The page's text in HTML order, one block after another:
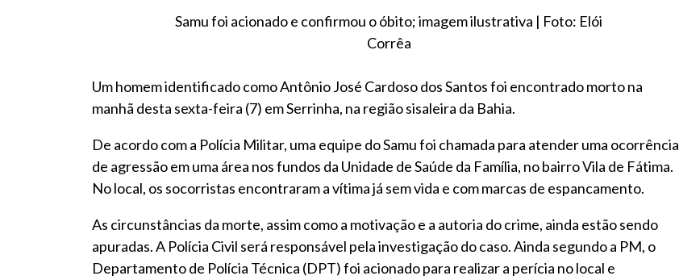
Samu foi acionado e confirmou o óbito; imagem ilustrativa | Foto: Elói
Corrêa
Um homem identificado como Antônio José Cardoso dos Santos foi encontrado morto na
manhã desta sexta-feira (7) em Serrinha, na região sisaleira da Bahia.
De acordo com a Polícia Militar, uma equipe do Samu foi chamada para atender uma ocorrência
de agressão em uma área nos fundos da Unidade de Saúde da Família, no bairro Vila de Fátima.
No local, os socorristas encontraram a vítima já sem vida e com marcas de espancamento.
As circunstâncias da morte, assim como a motivação e a autoria do crime, ainda estão sendo
apuradas. A Polícia Civil será responsável pela investigação do caso. Ainda segundo a PM, o
Departamento de Polícia Técnica (DPT) foi acionado para realizar a perícia no local e